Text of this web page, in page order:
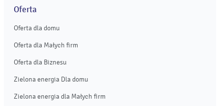
Oferta
Oferta dla domu
Oferta dla Małych firm
Oferta dla Biznesu
Zielona energia Dla domu
Zielona energia dla Małych firm